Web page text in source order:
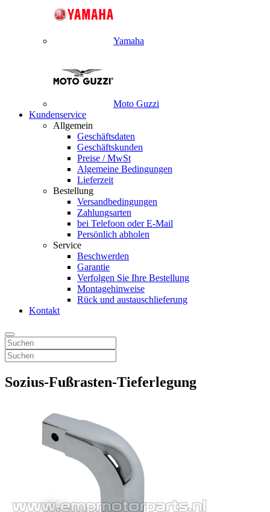
Yamaha
Moto Guzzi
Kundenservice
Allgemein
Geschäftsdaten
Geschäftskunden
Preise / MwSt
Algemeine Bedingungen
Lieferzeit
Bestellung
Versandbedingungen
Zahlungsarten
bei Telefoon oder E-Mail
Persönlich abholen
Service
Beschwerden
Garantie
Verfolgen Sie Ihre Bestellung
Montagehinweise
Rück und austauschlieferung
Kontakt
Sozius-Fußrasten-Tieferlegung